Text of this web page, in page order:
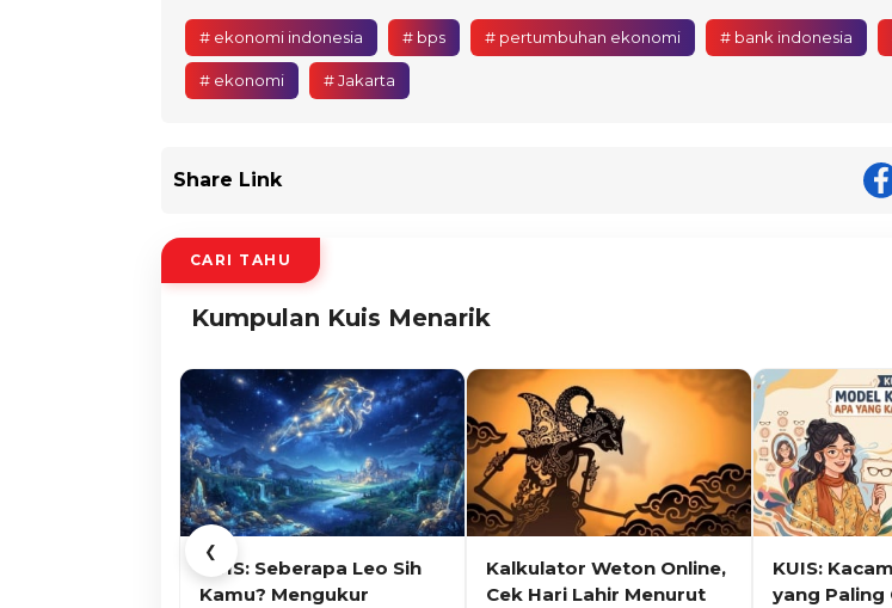
# ekonomi indonesia # bps # pertumbuhan ekonomi # bank indonesia
# ekonomi # Jakarta
Share Link
CARI TAHU
Kumpulan Kuis Menarik
❮
KUIS: Seberapa Leo Sih
Kamu? Mengukur
Kalkulator Weton Online,
Cek Hari Lahir Menurut
KUIS:
yang Paling